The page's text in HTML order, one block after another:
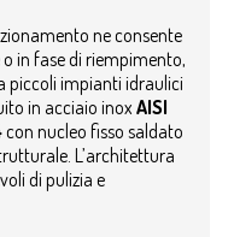
ne consente
in fase di riempimento,
piccoli impianti idraulici
in acciaio inox AISI
con nucleo fisso saldato
L’architettura
di pulizia e